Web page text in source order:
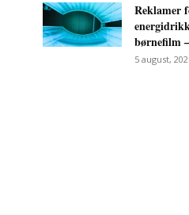
Reklamer
børnefilm
5 august,